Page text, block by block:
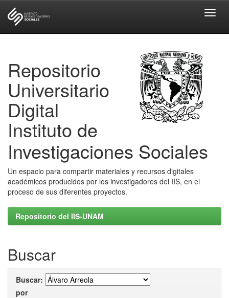
Repositorio
Universitario
Digital
Instituto de
Investigaciones Sociales
Un espacio para compartir materiales y recursos digitales
académicos producidos por los investigadores del IIS, en el
proceso de sus diferentes proyectos.
Repositorio del IIS-UNAM
Buscar
Buscar:
por